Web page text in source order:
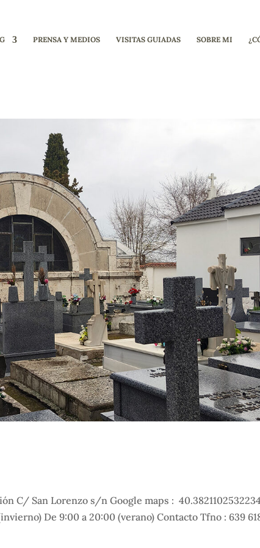
PRENSA Y MEDIOS VISITAS GUIADAS SOBRE MI
C/ San Lorenzo s/n Google maps :
De 9:00 a 20:00 (verano) Contacto Tfno : 639